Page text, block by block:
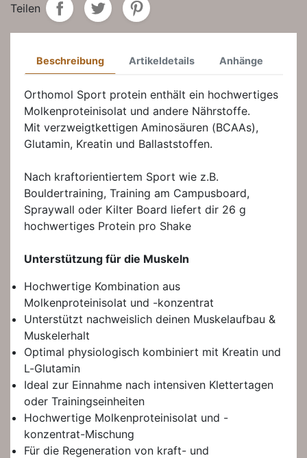
Teilen
Beschreibung Artikeldetails Anhänge
Orthomol Sport protein enthält ein hochwertiges
Molkenproteinisolat und andere Nährstoffe.
Mit verzweigtkettigen Aminosäuren (BCAAs),
Glutamin, Kreatin und Ballaststoffen.
Nach kraftorientiertem Sport wie z.B.
Bouldertraining, Training am Campusboard,
Spraywall oder Kilter Board liefert dir 26 g
hochwertiges Protein pro Shake
Unterstützung für die Muskeln
Hochwertige Kombination aus
Molkenproteinisolat und -konzentrat
Unterstützt nachweislich deinen Muskelaufbau &
Muskelerhalt
Optimal physiologisch kombiniert mit Kreatin und
L-Glutamin
Ideal zur Einnahme nach intensiven Klettertagen
oder Trainingseinheiten
Hochwertige Molkenproteinisolat und -
konzentrat-Mischung
Für die Regeneration von kraft- und